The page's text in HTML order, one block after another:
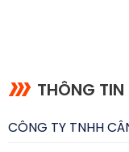
THÔNG TIN
CÔNG TY TNHH